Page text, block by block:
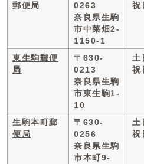
郵便局
0263
奈良県生駒
市中菜畑2-
1150-1
祝
東生駒郵便
局
〒630-
0213
奈良県生駒
市東生駒1-
10
土
祝
生駒本町郵
便局
〒630-
0256
奈良県生駒
市本町9-
土
祝